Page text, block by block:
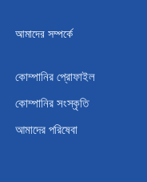
আমাদের সম্পর্কে
কোম্পানির প্রোফাইল
কোম্পানির সংস্কৃতি
আমাদের পরিষেবা